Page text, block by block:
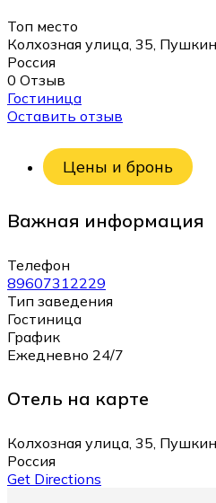
Топ место
Колхозная улица, 35,
Россия
0 Отзыв
Гостиница
Оставить отзыв
Цены и бронь
Важная информация
Телефон
89607312229
Тип заведения
Гостиница
График
Ежедневно 24/7
Отель на карте
Колхозная улица, 35,
Россия
Get Directions